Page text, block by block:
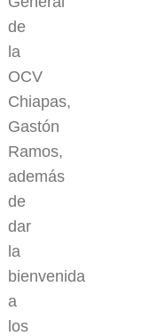
de
la
OCV
Chiapas,
Gastón
Ramos,
además
de
dar
la
bienvenida
a
los